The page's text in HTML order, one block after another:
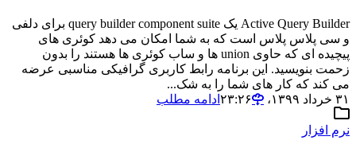
Active Query Builder یک query builder component suite برای دلفی
و سی پلاس پلاس است که به شما امکان می دهد کوئری های
پیچیده ای که حاوی union ها و ساب کوئری ها هستند را بدون
زحمت بنویسید. این برنامه رابط کاربری گرافیکی مناسبی عرضه
می کند که کار های شما را به شک...
۳۱ خرداد ۱۳۹۹،‏ ۲۳:۲۶
ادامه مطلب
نرم افزار